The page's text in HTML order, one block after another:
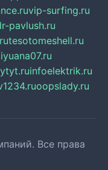
vip-surfing.ru
pavlush.ru
tesotomeshell.ru
ytyt.ruinfoelektrik.ru
oopslady.ru
Все права